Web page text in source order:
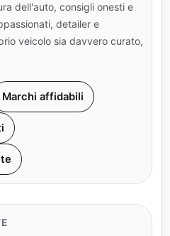
dell'auto, consigli onesti e
detailer e
veicolo sia davvero curato,
Marchi affidabili